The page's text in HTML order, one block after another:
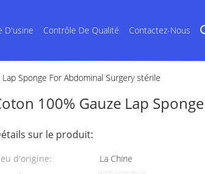
D'usine Contrôle De Qualité Contactez-Nous
Sponge For Abdominal Surgery stérile
100% Gauze Lap
sur le produit:
d'origine:
La Chine